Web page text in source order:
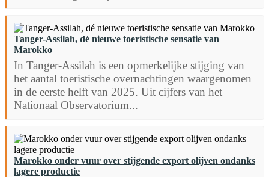
Tanger-Assilah, dé nieuwe toeristische sensatie van
Marokko
In Tanger-Assilah is een opmerkelijke stijging van
het aantal toeristische overnachtingen waargenomen
in de eerste helft van 2025. Uit cijfers van het
Nationaal Observatorium...
Marokko onder vuur over stijgende export olijven ondanks
lagere productie